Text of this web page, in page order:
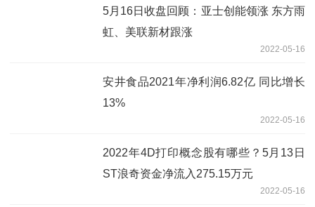
5月16日收盘回顾：亚士创能领涨 东方雨
虹、美联新材跟涨
2022-05-16
安井食品2021年净利润6.82亿 同比增长
13%
2022-05-16
2022年4D打印概念股有哪些？5月13日
ST浪奇资金净流入275.15万元
2022-05-16